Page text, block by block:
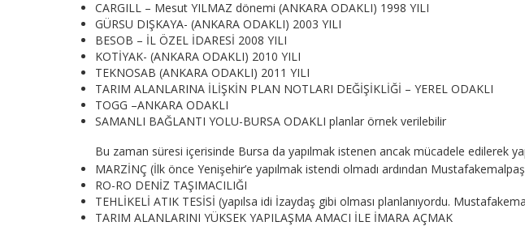
CARGILL – Mesut YILMAZ dönemi (ANKARA ODAKLI) 1998 YILI
GÜRSU DIŞKAYA- (ANKARA ODAKLI) 2003 YILI
BESOB – İL ÖZEL İDARESİ 2008 YILI
KOTİYAK- (ANKARA ODAKLI) 2010 YILI
TEKNOSAB (ANKARA ODAKLI) 2011 YILI
TARIM ALANLARINA İLİŞKİN PLAN NOTLARI DEĞİŞİKLİĞİ – YEREL ODAKLI
TOGG –ANKARA ODAKLI
SAMANLI BAĞLANTI YOLU-BURSA ODAKLI planlar örnek verilebilir
Bu zaman süresi içerisinde Bursa da yapılmak istenen ancak mücadele edilerek
MARZİNÇ (İlk önce Yenişehir’e yapılmak istendi olmadı ardından
RO-RO DENİZ TAŞIMACILIĞI
TEHLİKELİ ATIK TESİSİ (yapılsa idi İzaydaş gibi olması planlanıyordu.
TARIM ALANLARINI YÜKSEK YAPILAŞMA AMACI İLE İMARA AÇMAK